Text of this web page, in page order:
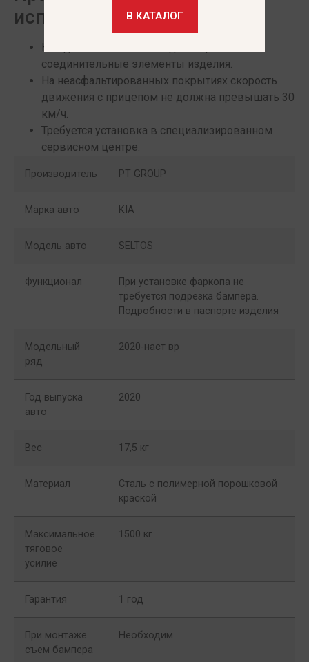
использования
Каждые 5000 км необходимо протягивать
соединительные элементы изделия.
На неасфальтированных покрытиях скорость
движения с прицепом не должна превышать 30
км/ч.
Требуется установка в специализированном
сервисном центре.
Производитель PT GROUP
Марка авто KIA
Модель авто SELTOS
Функционал
При установке фаркопа не
требуется подрезка бампера.
Подробности в паспорте изделия
Модельный
ряд
2020-наст вр
Год выпуска
авто
2020
Вес 17,5 кг
Материал
Сталь с полимерной порошковой
краской
Максимальное
тяговое
усилие
1500 кг
Гарантия 1 год
При монтаже
съем бампера
Необходим
В КАТАЛОГ